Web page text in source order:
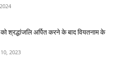
को श्रद्धांजलि अर्पित करने के बाद वियतनाम के
2023